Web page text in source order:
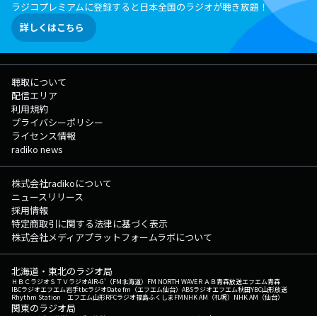
ラジコプレミアムに登録すると日本全国のラジオが聴き放題！
詳しくはこちら
聴取について
配信エリア
利用規約
プライバシーポリシー
ライセンス情報
radiko news
株式会社radikoについて
ニュースリリース
採用情報
特定商取引に関する法律に基づく表示
株式会社メディアプラットフォームラボについて
北海道・東北のラジオ局
ＨＢＣラジオＳＴＶラジオAIR-G'（FM北海道） FM NORTH WAVEＲＡＢ青森放送エフエム青森
IBCラジオエフエム岩手tbcラジオDate fm（エフエム仙台） ABSラジオエフエム秋田YBC山形放送
Rhythm Station エフエム山形RFCラジオ福島ふくしまFMNHK AM（札幌） NHK AM（仙台）
関東のラジオ局